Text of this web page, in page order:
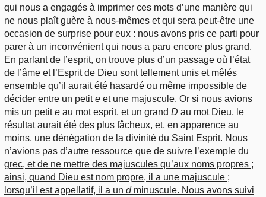
qui nous a engagés à imprimer ces mots d’une manière qui
ne nous plaît guère à nous-mêmes et qui sera peut-être une
occasion de surprise pour eux : nous avons pris ce parti pour
parer à un inconvénient qui nous a paru encore plus grand.
En parlant de l’esprit, on trouve plus d’un passage où l’état
de l’âme et l’Esprit de Dieu sont tellement unis et mêlés
ensemble qu’il aurait été hasardé ou même impossible de
décider entre un petite et une majuscule. Or si nous avions
mis un petite au mot esprit, et un grand D au mot Dieu, le
résultat aurait été des plus fâcheux, et, en apparence au
moins, une dénégation de la divinité du Saint Esprit. Nous
n’avions pas d’autre ressource que de suivre l’exemple du
grec, et de ne mettre des majuscules qu’aux noms propres ;
ainsi, quand Dieu est nom propre, il a une majuscule ;
lorsqu’il est appellatif, il a un dminuscule. Nous avons suivi